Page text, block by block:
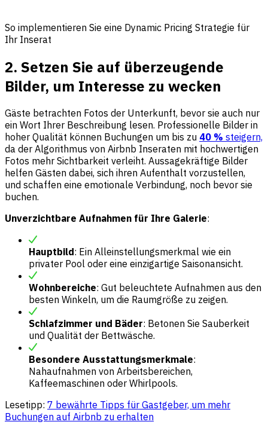
So implementieren Sie eine Dynamic Pricing Strategie für
Ihr Inserat
2. Setzen Sie auf überzeugende
Bilder, um Interesse zu wecken
Gäste betrachten Fotos der Unterkunft, bevor sie auch nur
ein Wort Ihrer Beschreibung lesen. Professionelle Bilder in
hoher Qualität können Buchungen um bis zu 40 % steigern,
da der Algorithmus von Airbnb Inseraten mit hochwertigen
Fotos mehr Sichtbarkeit verleiht. Aussagekräftige Bilder
helfen Gästen dabei, sich ihren Aufenthalt vorzustellen,
und schaffen eine emotionale Verbindung, noch bevor sie
buchen.
Unverzichtbare Aufnahmen für Ihre Galerie:
Hauptbild: Ein Alleinstellungsmerkmal wie ein
privater Pool oder eine einzigartige Saisonansicht.
Wohnbereiche: Gut beleuchtete Aufnahmen aus den
besten Winkeln, um die Raumgröße zu zeigen.
Schlafzimmer und Bäder: Betonen Sie Sauberkeit
und Qualität der Bettwäsche.
Besondere Ausstattungsmerkmale:
Nahaufnahmen von Arbeitsbereichen,
Kaffeemaschinen oder Whirlpools.
Lesetipp: 7 bewährte Tipps für Gastgeber, um mehr
Buchungen auf Airbnb zu erhalten